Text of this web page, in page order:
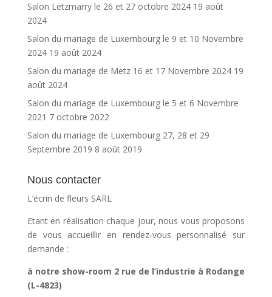
Salon Lëtzmarry le 26 et 27 octobre 2024 19 août
2024
Salon du mariage de Luxembourg le 9 et 10 Novembre
2024 19 août 2024
Salon du mariage de Metz 16 et 17 Novembre 2024 19
août 2024
Salon du mariage de Luxembourg le 5 et 6 Novembre
2021 7 octobre 2022
Salon du mariage de Luxembourg 27, 28 et 29
Septembre 2019 8 août 2019
Nous contacter
L’écrin de fleurs SARL
Etant en réalisation chaque jour, nous vous proposons
de vous accueillir en rendez-vous personnalisé sur
demande :
à notre show-room 2 rue de l’industrie à Rodange
(L-4823)